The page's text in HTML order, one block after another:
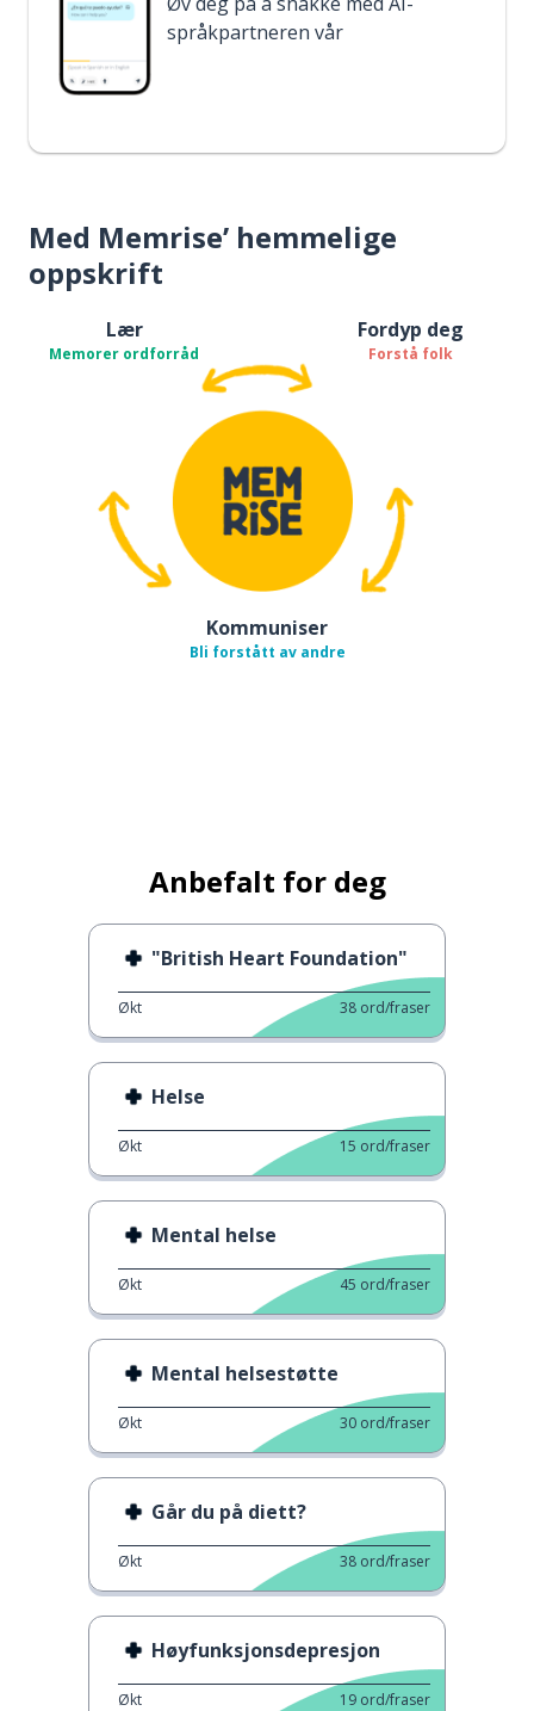
språkpartneren vår
Med Memrise’ hemmelige
oppskrift
Lær
Memorer ordforråd
Fordyp deg
Forstå folk
Kommuniser
Bli forstått av andre
Anbefalt for deg
"British Heart Foundation"
Økt 38 ord/fraser
Helse
Økt 15 ord/fraser
Mental helse
Økt 45 ord/fraser
Mental helsestøtte
Økt 30 ord/fraser
Går du på diett?
Økt 38 ord/fraser
Høyfunksjonsdepresjon
Økt 19 ord/fraser